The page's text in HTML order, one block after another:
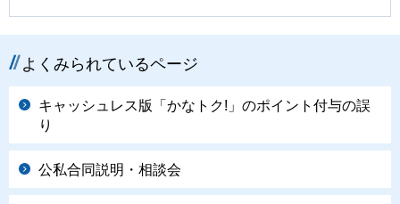
よくみられているページ
キャッシュレス版「かなトク!」のポイント付与の誤
り
公私合同説明・相談会